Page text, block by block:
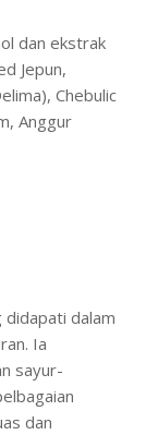
dan ekstrak
Jepun,
Chebulic
Anggur
didapati dalam
Ia
sayur-
dan